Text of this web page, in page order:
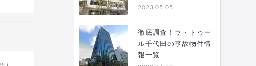
故…
2023.05.05
徹底調査！ラ・トゥー
ル千代田の事故物件情
報一覧